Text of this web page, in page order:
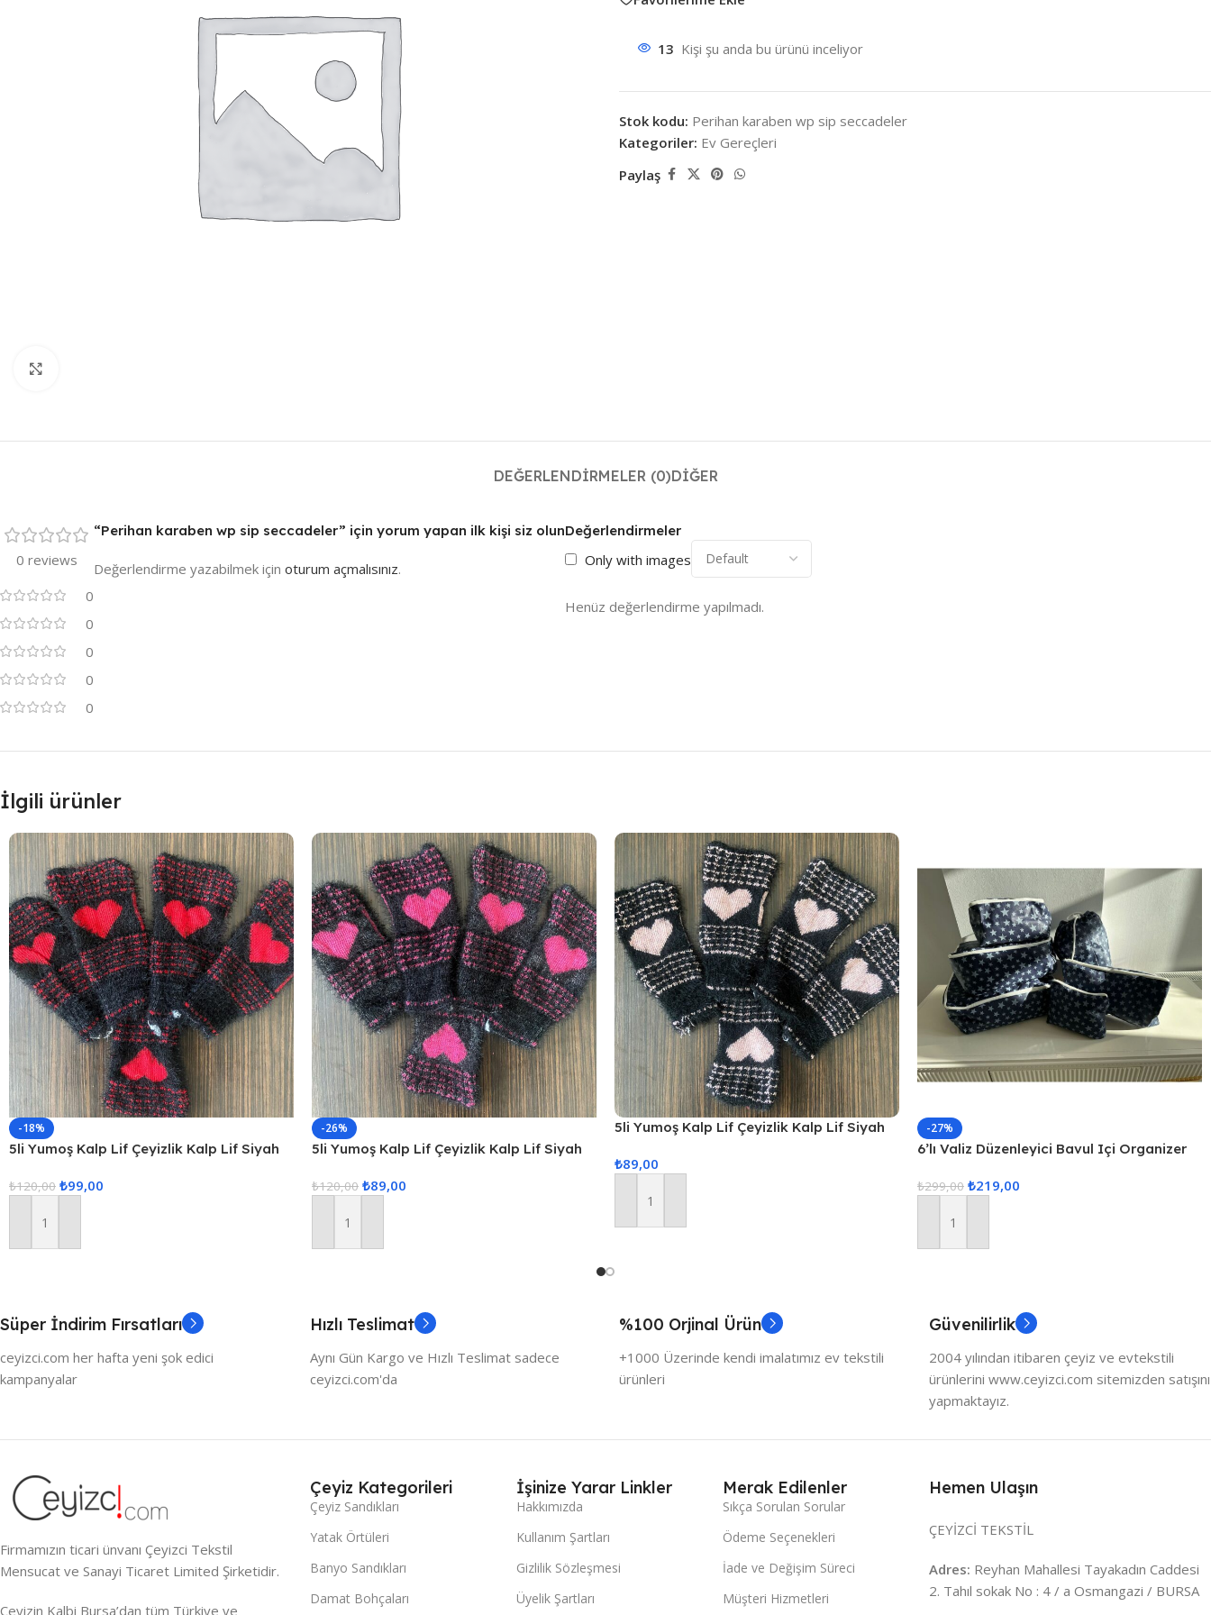
13 Kişi şu anda bu ürünü inceliyor
Stok kodu: Perihan karaben wp sip seccadeler
Kategoriler: Ev Gereçleri
Paylaş
DEĞERLENDIRMELER (0)DIĞER
0 reviews
0
0
0
0
0
Değerlendirmeler
Only with images
Henüz değerlendirme yapılmadı.
“Perihan karaben wp sip seccadeler” için yorum yapan ilk kişi siz olun
Değerlendirme yazabilmek için oturum açmalısınız.
İlgili ürünler
-18%
5li Yumoş Kalp Lif Çeyizlik Kalp Lif Siyah
₺120,00 ₺99,00
Sepete Ekle
-26%
5li Yumoş Kalp Lif Çeyizlik Kalp Lif Siyah
₺120,00 ₺89,00
Sepete Ekle
5li Yumoş Kalp Lif Çeyizlik Kalp Lif Siyah
₺89,00
Sepete Ekle
-27%
6’lı Valiz Düzenleyici Bavul Içi Organizer
₺299,00 ₺219,00
Sepete Ekle
Süper İndirim Fırsatları
ceyizci.com her hafta yeni şok edici
kampanyalar
Hızlı Teslimat
Aynı Gün Kargo ve Hızlı Teslimat sadece
ceyizci.com'da
%100 Orjinal Ürün
+1000 Üzerinde kendi imalatımız ev tekstili
ürünleri
Güvenilirlik
2004 yılından itibaren çeyiz ve evtekstili
ürünlerini www.ceyizci.com sitemizden satışını
yapmaktayız.
Firmamızın ticari ünvanı Çeyizci Tekstil
Mensucat ve Sanayi Ticaret Limited Şirketidir.
Çeyizin Kalbi Bursa’dan tüm Türkiye ve
Çeyiz Kategorileri
Çeyiz Sandıkları
Yatak Örtüleri
Banyo Sandıkları
Damat Bohçaları
İşinize Yarar Linkler
Hakkımızda
Kullanım Şartları
Gizlilik Sözleşmesi
Üyelik Şartları
Merak Edilenler
Sıkça Sorulan Sorular
Ödeme Seçenekleri
İade ve Değişim Süreci
Müşteri Hizmetleri
Hemen Ulaşın
ÇEYİZCİ TEKSTİL
Adres: Reyhan Mahallesi Tayakadın Caddesi
2. Tahıl sokak No : 4 / a Osmangazi / BURSA